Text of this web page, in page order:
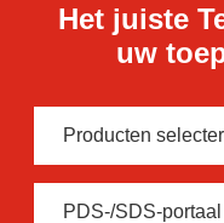
Het juiste
uw
Producten
PDS-/SDS-portaal